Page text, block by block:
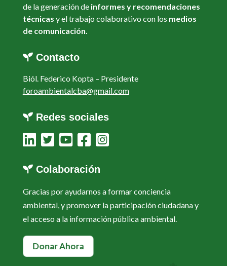
de la generación de informes y recomendaciones
técnicas y el trabajo colaborativo con los medios
de comunicación.
Contacto
Biól. Federico Kopta – Presidente
foroambientalcba@gmail.com
Redes sociales
Colaboración
Gracias por ayudarnos a formar conciencia
ambiental, y promover la participación ciudadana y
el acceso a la información pública ambiental.
Donar Ahora